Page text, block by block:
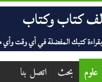
علوم بحث اتصل بنا